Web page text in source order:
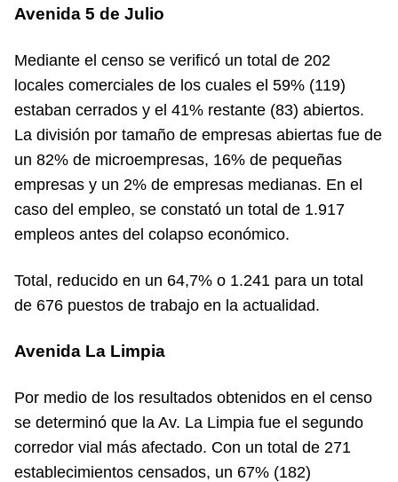
Avenida 5 de Julio
Mediante el censo se verificó un total de 202
locales comerciales de los cuales el 59% (119)
estaban cerrados y el 41% restante (83) abiertos.
La división por tamaño de empresas abiertas fue de
un 82% de microempresas, 16% de pequeñas
empresas y un 2% de empresas medianas. En el
caso del empleo, se constató un total de 1.917
empleos antes del colapso económico.
Total, reducido en un 64,7% o 1.241 para un total
de 676 puestos de trabajo en la actualidad.
Avenida La Limpia
Por medio de los resultados obtenidos en el censo
se determinó que la Av. La Limpia fue el segundo
corredor vial más afectado. Con un total de 271
establecimientos censados, un 67% (182)